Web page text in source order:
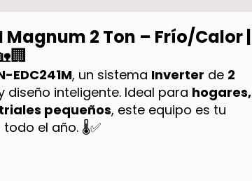
Magnum 2 Ton – Frío/Calor |
EDC241M, un sistema Inverter de 2
inteligente. Ideal para hogares,
pequeños, este equipo es tu
el año. 🌡️✅